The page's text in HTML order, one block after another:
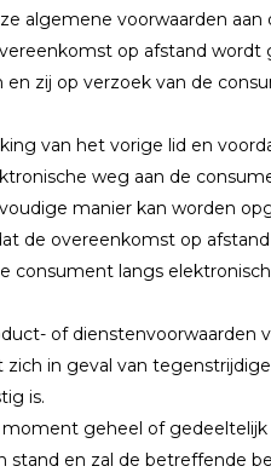
algemene voorwaarden aan
op afstand wordt
zij op verzoek van de
van het vorige lid en
weg aan de
manier kan worden
de overeenkomst op
consument langs
of dienstenvoorwaarden
in geval van
is.
geheel of
en zal de betreffende